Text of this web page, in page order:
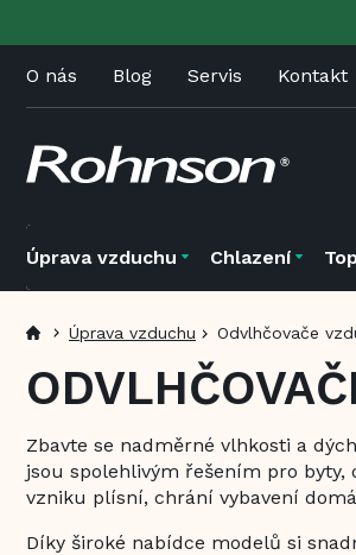
O nás Blog Servis Kontakt
Úprava vzduchu Chlazení
Úprava vzduchu Odvlhčovače
Zbavte se nadměrné vlhkosti a
jsou spolehlivým řešením pro byty,
vzniku plísní, chrání vybavení
Díky široké nabídce modelů si